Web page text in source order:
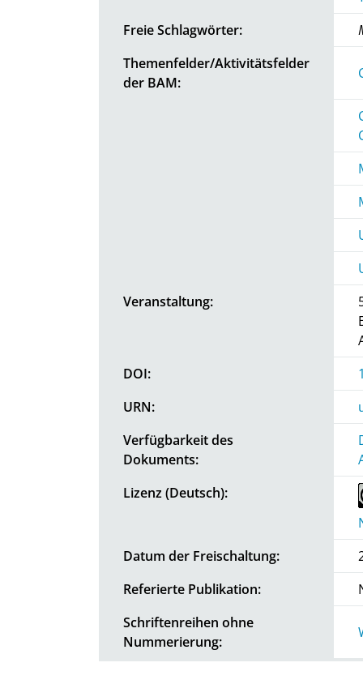
Freie Schlagwörter:
Themenfelder/Aktivitätsfelder
der BAM:
Veranstaltung:
DOI:
URN:
Verfügbarkeit des
Dokuments:
Lizenz (Deutsch):
Datum der Freischaltung:
Referierte Publikation:
Schriftenreihen ohne
Nummerierung: